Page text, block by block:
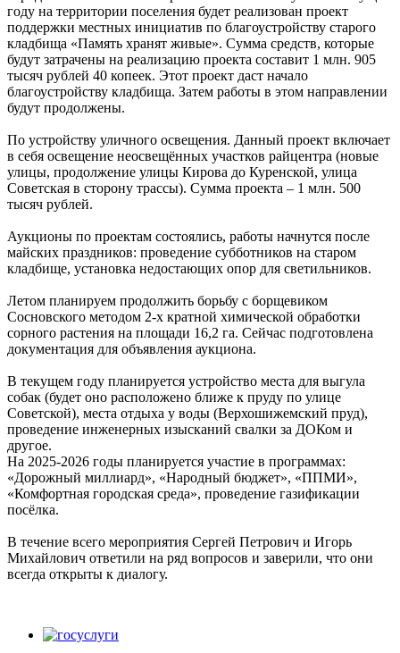
году на территории поселения будет реализован проект
поддержки местных инициатив по благоустройству старого
кладбища «Память хранят живые». Сумма средств, которые
будут затрачены на реализацию проекта составит 1 млн. 905
тысяч рублей 40 копеек. Этот проект даст начало
благоустройству кладбища. Затем работы в этом направлении
будут продолжены.
По устройству уличного освещения. Данный проект включает
в себя освещение неосвещённых участков райцентра (новые
улицы, продолжение улицы Кирова до Куренской, улица
Советская в сторону трассы). Сумма проекта – 1 млн. 500
тысяч рублей.
Аукционы по проектам состоялись, работы начнутся после
майских праздников: проведение субботников на старом
кладбище, установка недостающих опор для светильников.
Летом планируем продолжить борьбу с борщевиком
Сосновского методом 2-х кратной химической обработки
сорного растения на площади 16,2 га. Сейчас подготовлена
документация для объявления аукциона.
В текущем году планируется устройство места для выгула
собак (будет оно расположено ближе к пруду по улице
Советской), места отдыха у воды (Верхошижемский пруд),
проведение инженерных изысканий свалки за ДОКом и
другое.
На 2025-2026 годы планируется участие в программах:
«Дорожный миллиард», «Народный бюджет», «ППМИ»,
«Комфортная городская среда», проведение газификации
посёлка.
В течение всего мероприятия Сергей Петрович и Игорь
Михайлович ответили на ряд вопросов и заверили, что они
всегда открыты к диалогу.